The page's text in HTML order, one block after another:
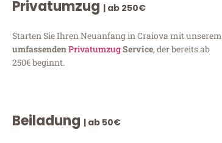
Privatumzug | ab 250€
Starten Sie Ihren Neuanfang in Craiova mit unserem
umfassendenPrivatumzugService, der bereits ab
250€ beginnt.
Beiladung | ab 50€